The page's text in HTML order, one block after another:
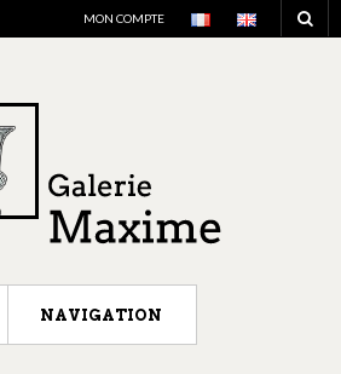
MON COMPTE
NAVIGATION